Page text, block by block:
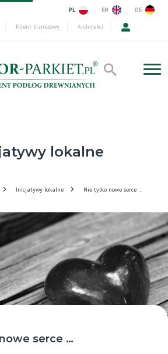
Klient biznesowy Architekci
PL EN DE
lokalne
Inicjatywy lokalne Nie tylko nowe serce …
serce …